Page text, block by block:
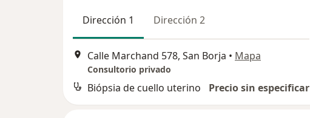
Dirección 1 Dirección 2
Calle Marchand 578, San Borja • Mapa
Consultorio privado
Biópsia de cuello uterino Precio sin especificar